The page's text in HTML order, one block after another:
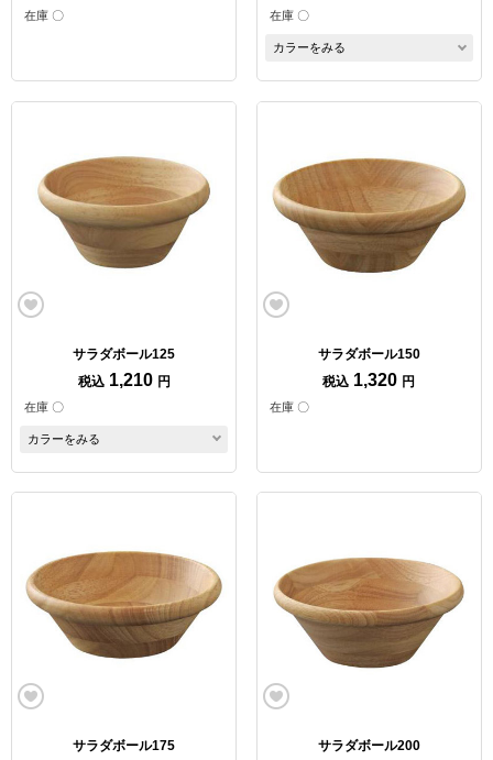
在庫 〇 在庫 〇
カラーをみる
サラダボール125
税込 1,210 円
在庫 〇
カラーをみる
サラダボール150
税込 1,320 円
在庫 〇
サラダボール175
サラダボール200